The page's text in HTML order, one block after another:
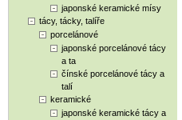
japonské keramické mísy
tácy, tácky, talíře
porcelánové
japonské porcelánové tácy
a ta
čínské porcelánové tácy a
talí
keramické
japonské keramické tácy a